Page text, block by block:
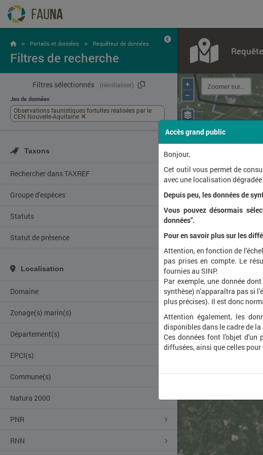
> Portails et données > Requêteur de données
Filtres de recherche
Filtres sélectionnés (réinitialiser)
Jeu de données
Observations faunistiques fortuites réalisées par le
CEN Nouvelle-Aquitaine
Taxons
Rechercher dans TAXREF
Groupe d'espèces
Statuts
Statut de présence
Localisation
Domaine
Zonage(s) marin(s)
Département(s)
EPCI(s)
Commune(s)
Natura 2000
PNR
RNN
+
–
Accès grand public
Bonjour,
Cet outil vous permet de
avec une localisation
Depuis peu, les données de
Vous pouvez désormais
données".
Pour en savoir plus sur les
Attention, en fonction de
pas prises en compte. Le
fournies au SINP.
Par exemple, une donnée
synthèse) n'apparaîtra pas si
plus précises). Il est donc
Attention également, les
disponibles dans le cadre de
Ces données font l'objet d'un
diffusées, ainsi que celles